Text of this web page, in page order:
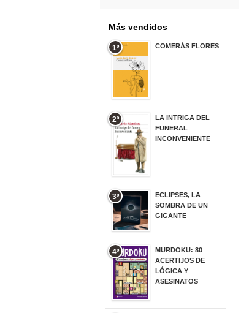
Más vendidos
1º COMERÁS FLORES
2º
LA INTRIGA DEL
FUNERAL
INCONVENIENTE
3º
ECLIPSES, LA
SOMBRA DE UN
GIGANTE
4º
MURDOKU: 80
ACERTIJOS DE
LÓGICA Y
ASESINATOS